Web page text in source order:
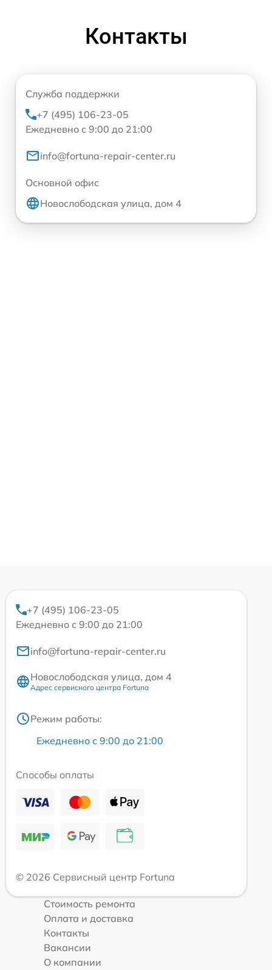
Контакты
Служба поддержки
+7 (495) 106-23-05
Ежедневно с 9:00 до 21:00
info@fortuna-repair-center.ru
Основной офис
Новослободская улица, дом 4
+7 (495) 106-23-05
Ежедневно с 9:00 до 21:00
info@fortuna-repair-center.ru
Новослободская улица, дом 4
Адрес сервисного центра Fortuna
Режим работы:
Ежедневно с 9:00 до 21:00
Способы оплаты
© 2026 Сервисный центр Fortuna
Стоимость ремонта
Оплата и доставка
Контакты
Вакансии
О компании